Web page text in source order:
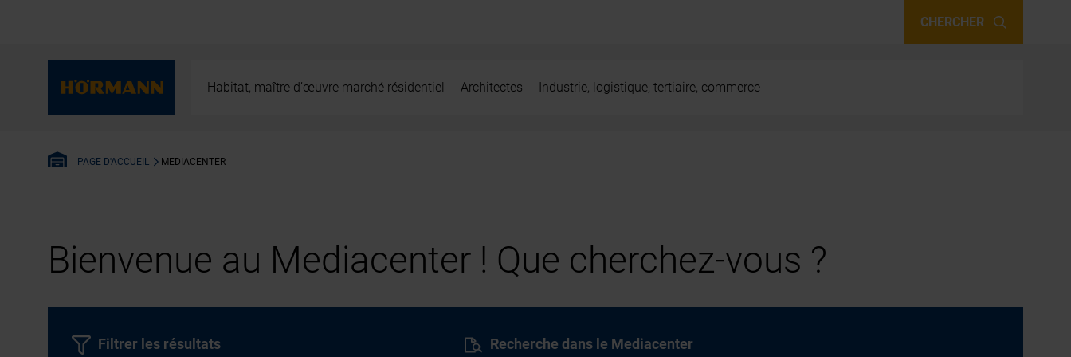
CHERCHER
Habitat, maître d’œuvre marché résidentiel Architectes Industrie, logistique, tertiaire, commerce
PAGE D'ACCUEIL MEDIACENTER
Bienvenue au Mediacenter ! Que cherchez-vous ?
Recherche dans le Mediacenter
Filtrer les résultats